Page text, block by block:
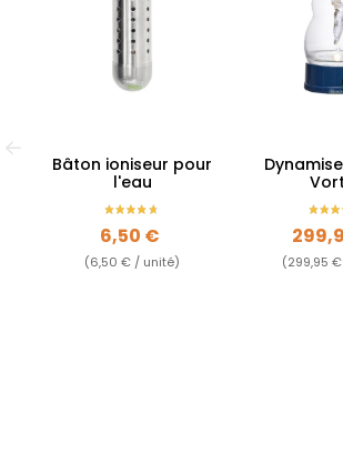
Bâton ioniseur pour
l'eau
Prix
6,50 €
(6,50 € / unité)
Prix
(299,95